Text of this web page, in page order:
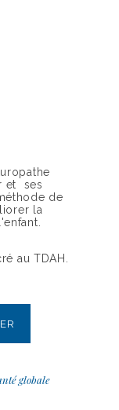
et ses
de
la
au TDAH.
globale